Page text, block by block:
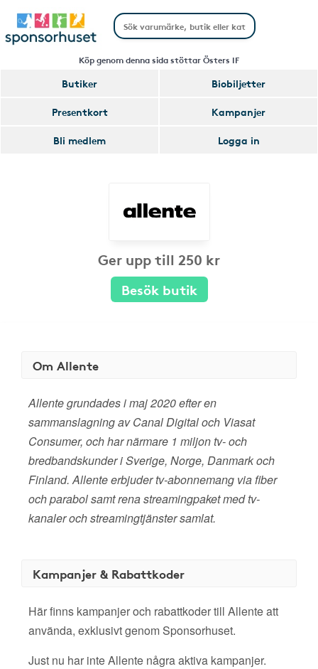
Köp genom denna sida stöttar Östers IF
Butiker
Biobiljetter
Presentkort
Kampanjer
Bli medlem
Logga in
Ger upp till 250 kr
Besök butik
Om Allente
Allente grundades i maj 2020 efter en
sammanslagning av Canal Digital och Viasat
Consumer, och har närmare 1 miljon tv- och
bredbandskunder i Sverige, Norge, Danmark och
Finland. Allente erbjuder tv-abonnemang via fiber
och parabol samt rena streamingpaket med tv-
kanaler och streamingtjänster samlat.
Kampanjer & Rabattkoder
Här finns kampanjer och rabattkoder till Allente att
använda, exklusivt genom Sponsorhuset.
Just nu har inte Allente några aktiva kampanjer.